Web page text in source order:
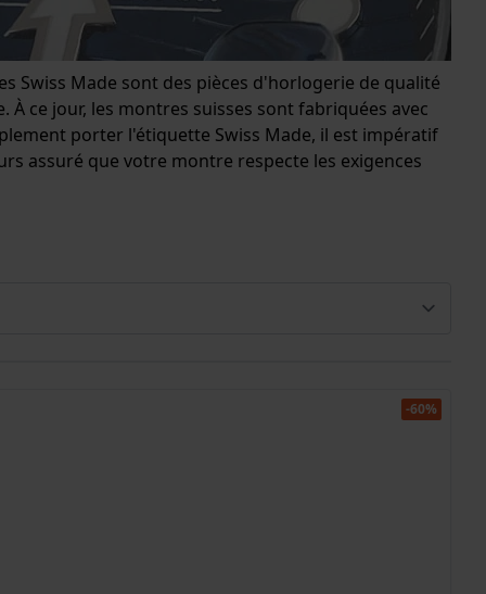
Swiss Made sont des pièces d'horlogerie de qualité
ce jour, les montres suisses sont fabriquées avec
porter l'étiquette Swiss Made, il est impératif
assuré que votre montre respecte les exigences
-60%